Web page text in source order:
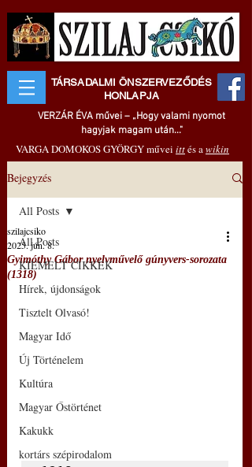
TÁRSADALMI ÖNSZERVEZŐDÉS
HONLAPJA
VERZÁR ÉVA művei – „Hogy valami nyomot
hagyjak magam után..."
VARGA DOMOKOS GYÖRGY művei ittés awikin
Bejegyzés
All Posts
KIEMELT CIKKEK
Hírek, újdonságok
Tisztelt Olvasó!
Magyar Idő
Új Történelem
Kultúra
Magyar Őstörténet
Kakukk
kortárs szépirodalom
All Posts
Gyimóthy Gábor nyelvművelő gúnyvers-sorozata
(1318)
szilajcsiko
2025. jún. 8.